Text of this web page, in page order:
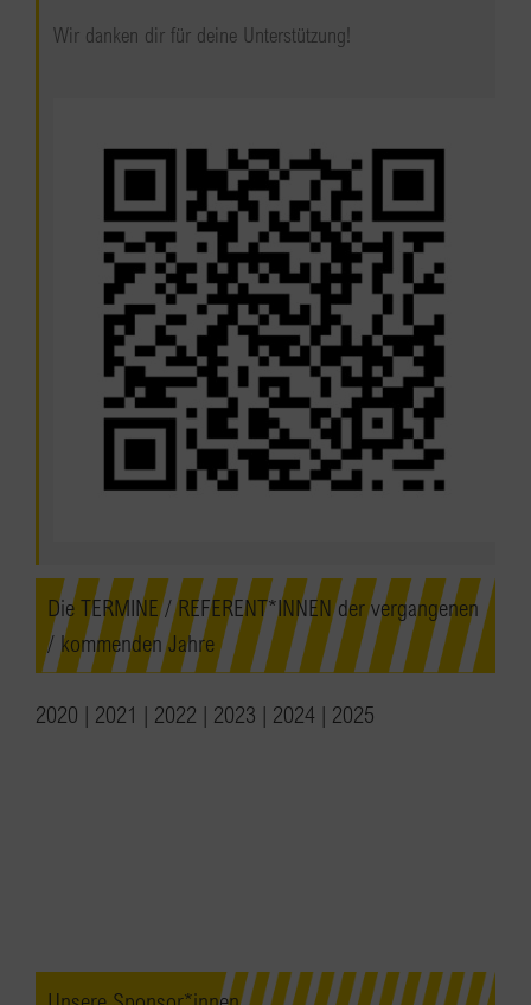
Wir danken dir für deine Unterstützung!
Die TERMINE / REFERENT*INNEN der vergangenen
/ kommenden Jahre
2020 | 2021 | 2022 | 2023 | 2024 | 2025